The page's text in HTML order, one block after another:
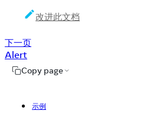
改进此文档
下一页
Alert
Copy page
示例